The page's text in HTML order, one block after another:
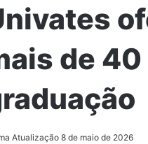
de
Atualização 8 de maio de 2026